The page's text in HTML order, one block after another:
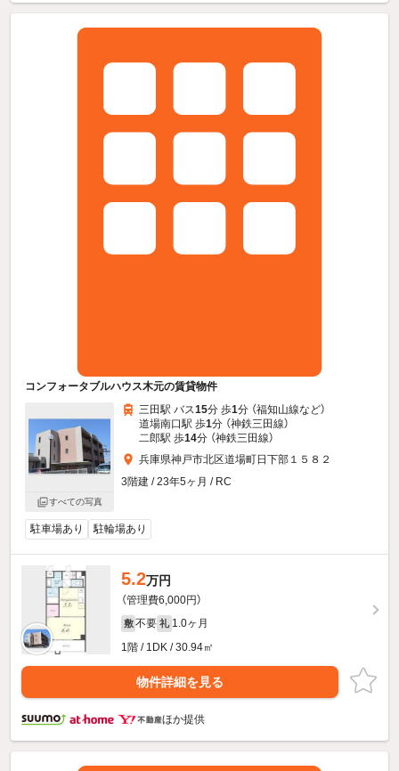
コンフォータブルハウス木元の賃貸物件
すべての写真
三田駅 バス15分 歩1分 （福知山線など）
道場南口駅 歩1分 （神鉄三田線）
二郎駅 歩14分 （神鉄三田線）
兵庫県神戸市北区道場町日下部１５８２
3階建 / 23年5ヶ月 / RC
駐車場あり 駐輪場あり
5.2万円
（管理費6,000円）
敷 不要 礼 1.0ヶ月
1階 / 1DK / 30.94㎡
物件詳細を見る
ほか提供